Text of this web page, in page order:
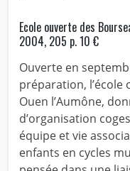
Ecole ouverte des
2004, 205 p. 10 €
Ouverte en
préparation, l’école
Ouen l’Aumône,
d’organisation
équipe et vie
enfants en cycles